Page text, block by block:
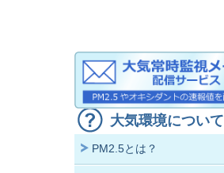
大気環境について
PM2.5とは？